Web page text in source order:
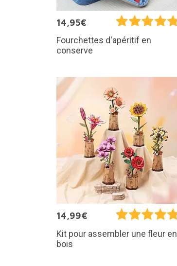
14,95€
Fourchettes d'apéritif en
conserve
14,99€
Kit pour assembler une fleur en
bois